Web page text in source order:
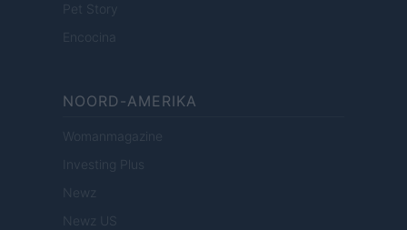
Pet Story
Encocina
NOORD-AMERIKA
Womanmagazine
Investing Plus
Newz
Newz US